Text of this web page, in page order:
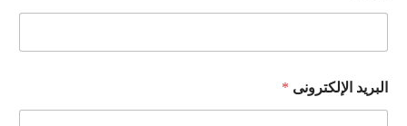
البريد الإلكترونى *